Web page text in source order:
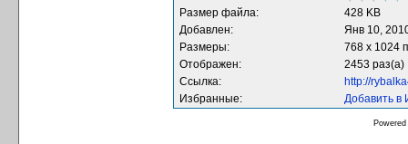
Размер файла:
428 KB
Добавлен:
Янв 10,
Размеры:
768 x 1024
Отображен:
2453 раз(а)
Ссылка:
http://
Избранные:
Добавить в